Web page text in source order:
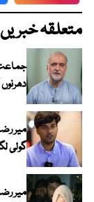
متعلقہ خبریں
میر
گولی
میر